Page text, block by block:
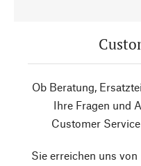
Ob Beratung,
Ihre Fragen und
Customer
Sie erreichen uns